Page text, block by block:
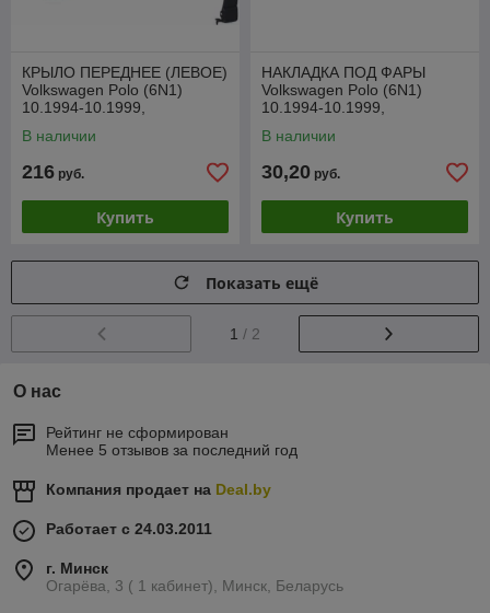
КРЫЛО ПЕРЕДНЕЕ (ЛЕВОЕ)
Volkswagen Polo (6N1)
10.1994-10.1999,
В наличии
216 руб.
Купить
НАКЛАДКА ПОД ФАРЫ
Volkswagen Polo (6N1)
10.1994-10.1999,
В наличии
30,20 руб.
Купить
Показать ещё
1 / 2
О нас
Рейтинг не сформирован
Менее 5 отзывов за последний год
Компания продает на Deal.by
Работает с 24.03.2011
г. Минск
Огарёва, 3 ( 1 кабинет), Минск, Беларусь